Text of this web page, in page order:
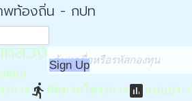
พท้องถิ่น - กปท
Sign Up
ลวง
สอน
งการdirections_run ติดตามโครงการassessment แบบประ